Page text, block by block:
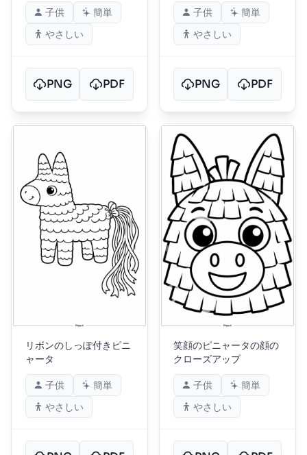
子供
簡単
やさしい
PNG PDF
子供
簡単
やさしい
PNG PDF
リボンのしっぽ付きピニ
ャータ
子供
簡単
やさしい
笑顔のピニャータの顔の
クローズアップ
子供
簡単
やさしい